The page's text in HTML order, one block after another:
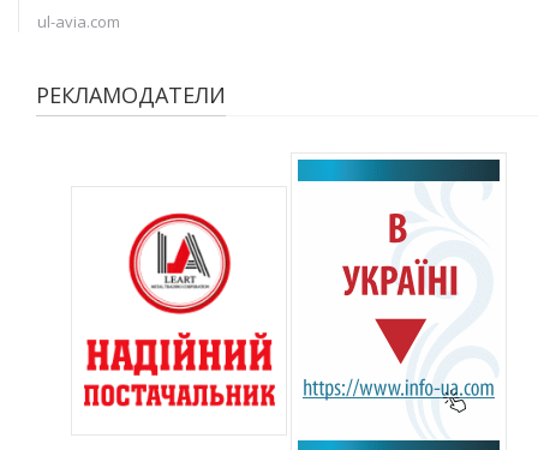
ul-avia.com
РЕКЛАМОДАТЕЛИ